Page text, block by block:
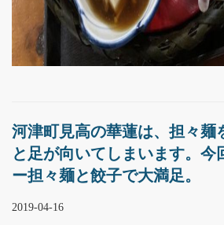
河津町見高の華蓮は、担々麺
と足が向いてしまいます。今
ー担々麺と餃子で大満足。
2019-04-16